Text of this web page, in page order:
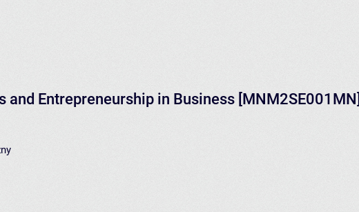
Entrepreneurship in Business [MNM2SE001MN]